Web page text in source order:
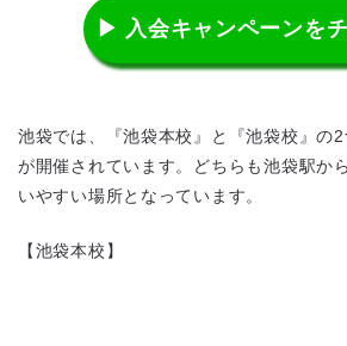
▶ 入会キャンペーンをチ
池袋では、『池袋本校』と『池袋校』の
が開催されています。どちらも池袋駅か
いやすい場所となっています。
【池袋本校】